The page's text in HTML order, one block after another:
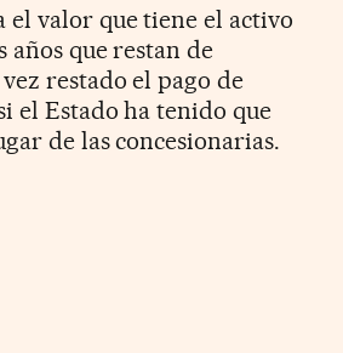
el valor que tiene el activo
años que restan de
restado el pago de
el Estado ha tenido que
de las concesionarias.